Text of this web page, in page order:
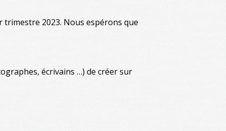
trimestre 2023. Nous espérons que
écrivains …) de créer sur